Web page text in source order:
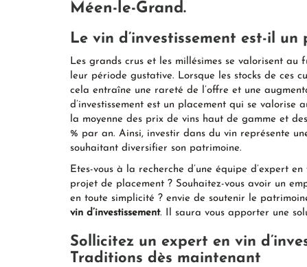
Méen-le-Grand.
Le vin d’investissement est-il
Les grands crus et les millésimes se valorisent au
leur période gustative. Lorsque les stocks de ces
cela entraîne une rareté de l’offre et une
d’investissement est un placement qui se valorise
la moyenne des prix de vins haut de gamme et
% par an. Ainsi, investir dans du vin représente
souhaitant diversifier son patrimoine.
Etes-vous à la recherche d’une équipe d’expert
projet de placement ? Souhaitez-vous avoir un
en toute simplicité ? envie de soutenir le
vin d’investissement. Il saura vous apporter une
Sollicitez un expert en vin
Traditions dès maintenant